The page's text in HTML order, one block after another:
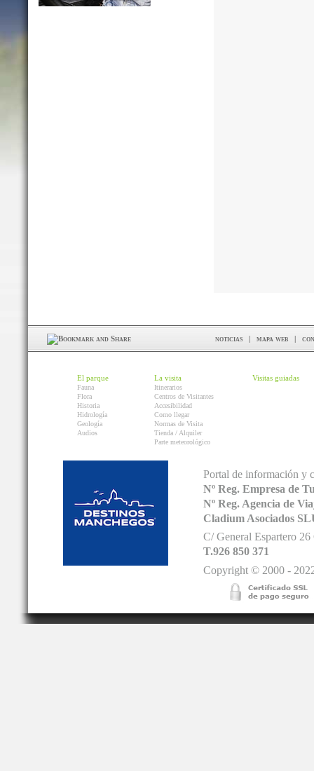
noticias | mapa web |
El parque
Fauna
Flora
Historia
Hidrología
Geología
Audios
La visita
Itinerarios
Centros de Visitantes
Accesibilidad
Como llegar
Normas de Visita
Tienda / Alquiler
Parte meteorológico
Visitas guiadas
Portal de información y
Nº Reg. Empresa de
Nº Reg. Agencia de
Cladium Asociados
C/ General Espartero
T.926 850 371
Copyright © 2000 -